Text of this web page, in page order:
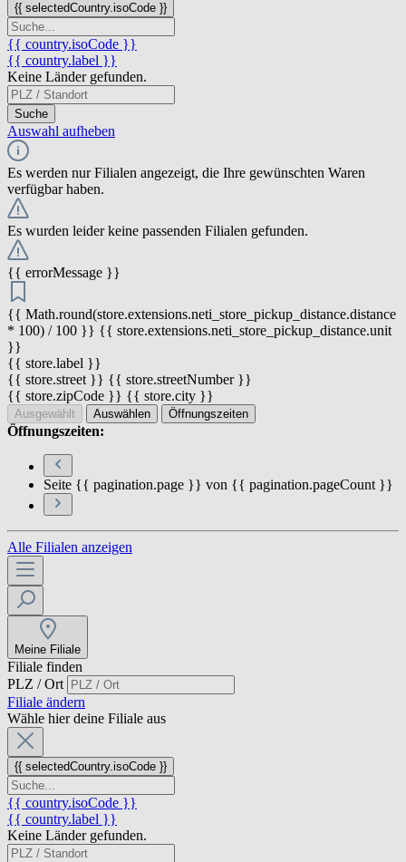
{{ selectedCountry.isoCode }}
{{ country.isoCode }}
{{ country.label }}
Keine Länder gefunden.
Suche
Auswahl aufheben
Es werden nur Filialen angezeigt, die Ihre gewünschten Waren
verfügbar haben.
Es wurden leider keine passenden Filialen gefunden.
{{ errorMessage }}
{{ Math.round(store.extensions.neti_store_pickup_distance.distance
* 100) / 100 }} {{ store.extensions.neti_store_pickup_distance.unit
}}
{{ store.label }}
{{ store.street }} {{ store.streetNumber }}
{{ store.zipCode }} {{ store.city }}
Ausgewählt Auswählen Öffnungszeiten
Öffnungszeiten:
Seite {{ pagination.page }} von {{ pagination.pageCount }}
Alle Filialen anzeigen
Meine Filiale
Filiale finden
PLZ / Ort
Filiale ändern
Wähle hier deine Filiale aus
{{ selectedCountry.isoCode }}
{{ country.isoCode }}
{{ country.label }}
Keine Länder gefunden.